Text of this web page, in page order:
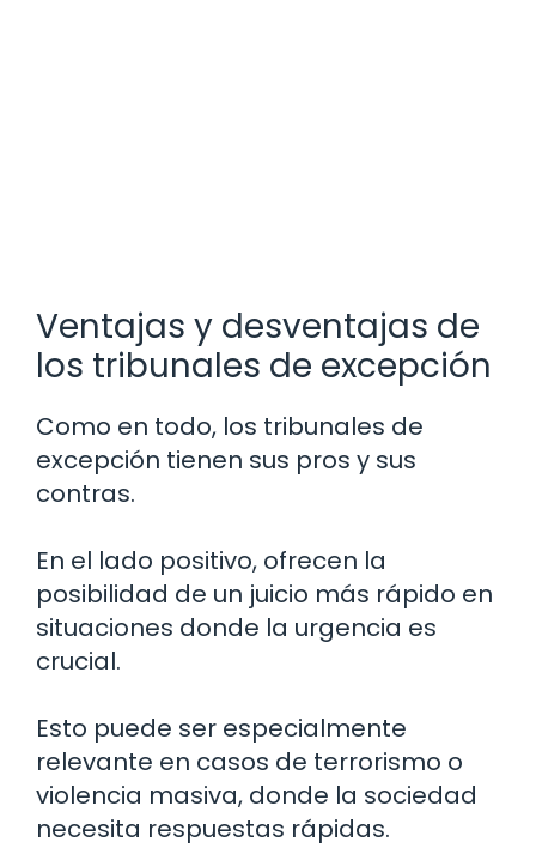
Ventajas y desventajas de
los tribunales de excepción
Como en todo, los tribunales de
excepción tienen sus pros y sus
contras.
En el lado positivo, ofrecen la
posibilidad de un juicio más rápido en
situaciones donde la urgencia es
crucial.
Esto puede ser especialmente
relevante en casos de terrorismo o
violencia masiva, donde la sociedad
necesita respuestas rápidas.